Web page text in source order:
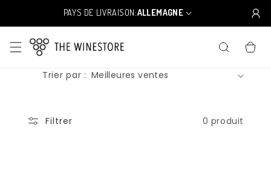
au
contenu
PAYS DE LIVRAISON:
P
a
y
s
r
o
ALLEMAGNE
PANIER
Trier par :
Filtrer 0 produit